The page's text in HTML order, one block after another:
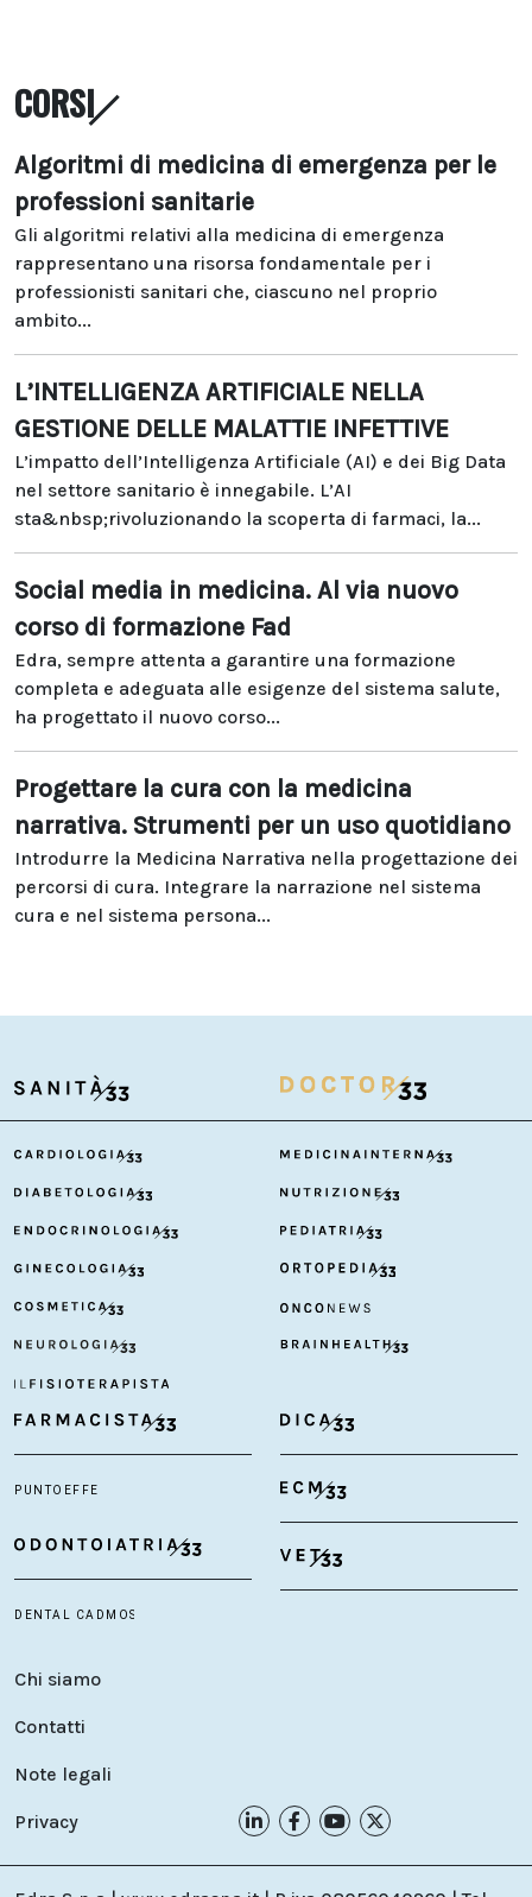
CORSI
Algoritmi di medicina di emergenza per le
professioni sanitarie
Gli algoritmi relativi alla medicina di emergenza
rappresentano una risorsa fondamentale per i
professionisti sanitari che, ciascuno nel proprio
ambito...
L’INTELLIGENZA ARTIFICIALE NELLA
GESTIONE DELLE MALATTIE INFETTIVE
L’impatto dell’Intelligenza Artificiale (AI) e dei Big Data
nel settore sanitario è innegabile. L’AI
sta&nbsp;rivoluzionando la scoperta di farmaci, la...
Social media in medicina. Al via nuovo
corso di formazione Fad
Edra, sempre attenta a garantire una formazione
completa e adeguata alle esigenze del sistema salute,
ha progettato il nuovo corso...
Progettare la cura con la medicina
narrativa. Strumenti per un uso quotidiano
Introdurre la Medicina Narrativa nella progettazione dei
percorsi di cura. Integrare la narrazione nel sistema
cura e nel sistema persona...
Chi siamo
Contatti
Note legali
Privacy